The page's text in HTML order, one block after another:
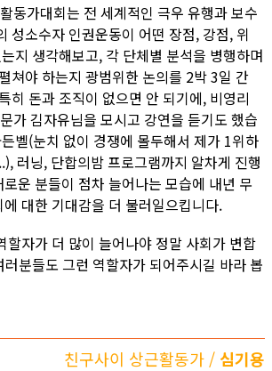
동가대회는 전 세계적인 극우 유행과 보수
성소수자 인권운동이 어떤 장점, 강점, 위
지 생각해보고, 각 단체별 분석을 병행하며
쳐야 하는지 광범위한 논의를 2박 3일 간
히 돈과 조직이 없으면 안 되기에, 비영리
가 김자유님을 모시고 강연을 듣기도 했습
벨(눈치 없이 경쟁에 몰두해서 제가 1위하
러닝, 단합의밤 프로그램까지 알차게 진행
운 분들이 점차 늘어나는 모습에 내년 무
대한 기대감을 더 불러일으킵니다.
할자가 더 많이 늘어나야 정말 사회가 변합
분들도 그런 역할자가 되어주시길 바라 봅
친구사이 상근활동가 / 심기용